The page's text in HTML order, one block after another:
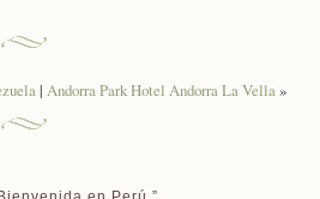
| Andorra Park Hotel Andorra La Vella»